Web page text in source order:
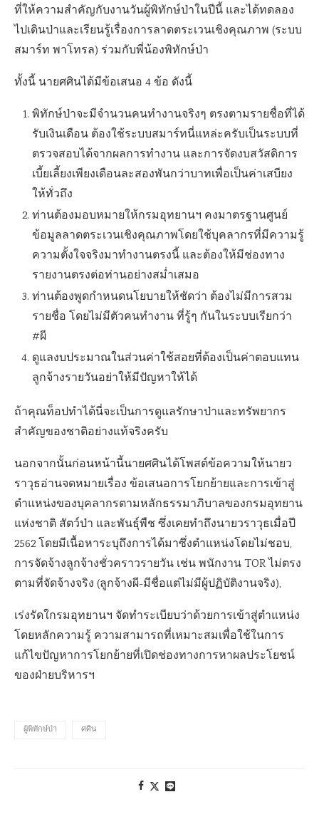
ที่ให้ความสำคัญกับงานวันผู้พิทักษ์ป่าในปีนี้ และได้ทดลอง
ไปเดินป่าและเรียนรู้เรื่องการลาดตระเวนเชิงคุณภาพ (ระบบ
สมาร์ท พาโทรล) ร่วมกับพี่น้องพิทักษ์ป่า
ทั้งนี้ นายศศินได้มีข้อเสนอ 4 ข้อ ดังนี้
พิทักษ์ป่าจะมีจำนวนคนทำงานจริงๆ ตรงตามรายชื่อที่ได้
รับเงินเดือน ต้องใช้ระบบสมาร์ทนี่แหล่ะครับเป็นระบบที่
ตรวจสอบได้จากผลการทำงาน และการจัดงบสวัสดิการ
เบี้ยเลี้ยงเพียงเดือนละสองพันกว่าบาทเพื่อเป็นค่าเสบียง
ให้ทั่วถึง
ท่านต้องมอบหมายให้กรมอุทยานฯ คงมาตรฐานศูนย์
ข้อมูลลาดตระเวนเชิงคุณภาพโดยใช้บุคลากรที่มีความรู้
ความตั้งใจจริงมาทำงานตรงนี้ และต้องให้มีช่องทาง
รายงานตรงต่อท่านอย่างสม่ำเสมอ
ท่านต้องพูดกำหนดนโยบายให้ชัดว่า ต้องไม่มีการสวม
รายชื่อ โดยไม่มีตัวคนทำงาน ที่รู้ๆ กันในระบบเรียกว่า
#ผี
ดูแลงบประมาณในส่วนค่าใช้สอยที่ต้องเป็นค่าตอบแทน
ลูกจ้างรายวันอย่าให้มีปัญหาให้ได้
ถ้าคุณท็อปทำได้นี่จะเป็นการดูแลรักษาป่าและทรัพยากร
สำคัญของชาติอย่างแท้จริงครับ
นอกจากนั้นก่อนหน้านี้นายศศินได้โพสต์ข้อความให้นายว
ราวุธอ่านจดหมายเรื่อง ข้อเสนอการโยกย้ายและการเข้าสู่
ตำแหน่งของบุคลากรตามหลักธรรมาภิบาลของกรมอุทยาน
แห่งชาติ สัตว์ป่า และพันธุ์พืช ซึ่งเคยทำถึงนายวราวุธเมื่อปี
2562 โดยมีเนื้อหาระบุถึงการได้มาซึ่งตำแหน่งโดยไม่ชอบ,
การจัดจ้างลูกจ้างชั่วคราวรายวัน เช่น พนักงาน TOR ไม่ตรง
ตามที่จัดจ้างจริง (ลูกจ้างผี-มีชื่อแต่ไม่มีผู้ปฏิบัติงานจริง),
เร่งรัดใกรมอุทยานฯ จัดทำระเบียบว่าด้วยการเข้าสู่ตำแหน่ง
โดยหลักความรู้ ความสามารถที่เหมาะสมเพื่อใช้ในการ
แก้ไขปัญหาการโยกย้ายที่เปิดช่องทางการหาผลประโยชน์
ของฝ่ายบริหารฯ
ผู้พิทักษ์ป่า ศศิน